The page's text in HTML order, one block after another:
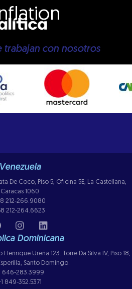
trabajan con nosotros
Venezuela
De Coco, Piso 5, Oficina 5E, La Castellana,
Caracas 1060
212-266.9080
212-264.6623
Dominicana
Ureña 123. Torre Da Silva IV, Piso 18,
Santo Domingo.
646-283.3999
849-352.5371